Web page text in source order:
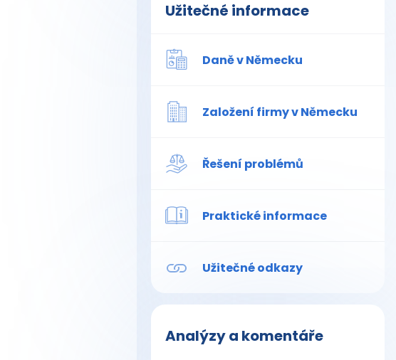
Užitečné informace
Daně v Německu
Založení firmy v Německu
Řešení problémů
Praktické informace
Užitečné odkazy
Analýzy a komentáře